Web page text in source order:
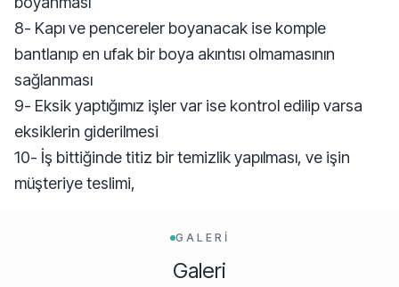
8- Kapı ve pencereler boyanacak ise komple
bantlanıp en ufak bir boya akıntısı olmamasının
sağlanması
9- Eksik yaptığımız işler var ise kontrol edilip varsa
eksiklerin giderilmesi
10- İş bittiğinde titiz bir temizlik yapılması, ve işin
müşteriye teslimi,
GALERİ
Galeri